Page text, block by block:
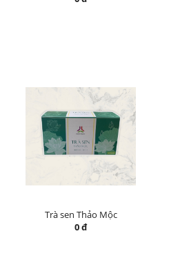
Trà sen Thảo Mộc
0 đ